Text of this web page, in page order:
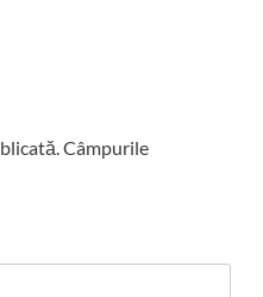
Câmpurile